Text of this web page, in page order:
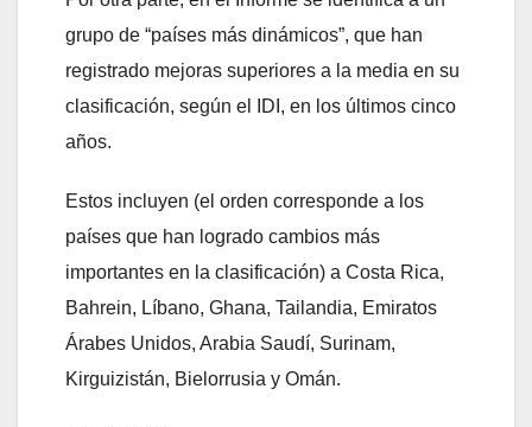
grupo de “países más dinámicos”, que han
registrado mejoras superiores a la media en su
clasificación, según el IDI, en los últimos cinco
años.
Estos incluyen (el orden corresponde a los
países que han logrado cambios más
importantes en la clasificación) a Costa Rica,
Bahrein, Líbano, Ghana, Tailandia, Emiratos
Árabes Unidos, Arabia Saudí, Surinam,
Kirguizistán, Bielorrusia y Omán.